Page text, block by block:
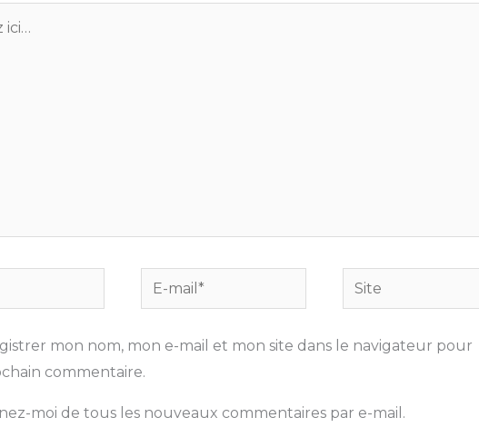
E-
mail*
Site
mon nom, mon e-mail et mon site dans le navigateur pour
commentaire.
moi de tous les nouveaux commentaires par e-mail.